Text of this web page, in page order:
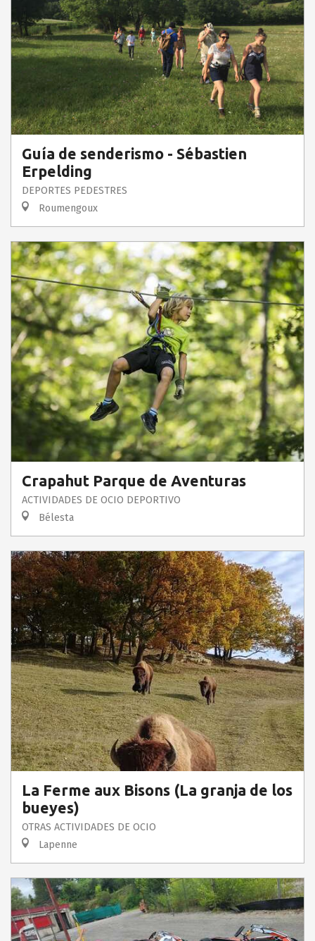
Guía de senderismo - Sébastien
Erpelding
DEPORTES PEDESTRES
Roumengoux
Crapahut Parque de Aventuras
ACTIVIDADES DE OCIO DEPORTIVO
Bélesta
La Ferme aux Bisons (La granja de los
bueyes)
OTRAS ACTIVIDADES DE OCIO
Lapenne